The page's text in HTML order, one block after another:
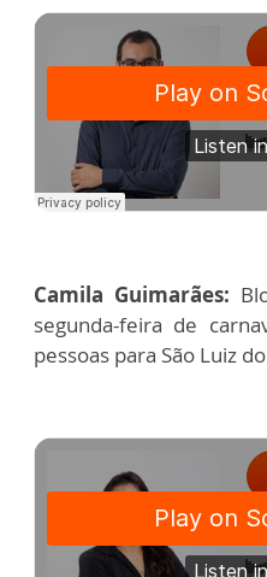
Camila Guimarães:
segunda-feira de
pessoas para São Luiz